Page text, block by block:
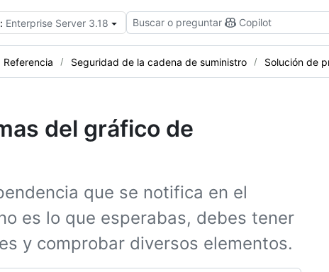
Enterprise Server 3.18 Buscar o preguntar Copilot
Referencia Seguridad de la cadena de suministro Solución de
del gráfico de
que se notifica en el
es lo que esperabas, debes tener
y comprobar diversos elementos.